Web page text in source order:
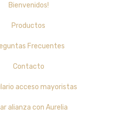
Bienvenidos!
Productos
Frecuentes
Contacto
acceso mayoristas
alianza con Aurelia